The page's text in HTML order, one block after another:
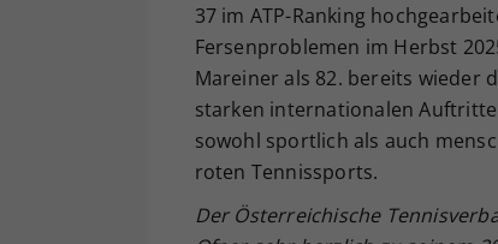
37 im ATP-Ranking
Fersenproblemen im Herbst
Mareiner als 82. bereits wieder
starken internationalen
sowohl sportlich als auch
roten Tennissports.
Der Österreichische